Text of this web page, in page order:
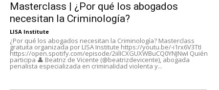
Masterclass | ¿Por qué los abogados
necesitan la Criminología?
LISA Institute
¿Por qué los abogados necesitan la Criminología? Masterclass
gratuita organizada por LISA Institute https://youtu.be/-i1rx6V3TtI
https://open.spotify.com/episode/2iilICXGUXWBuCQ0YNJNwI Quién
participa 👤 Beatriz de Vicente (@beatrizdevicente), abogada
penalista especializada en criminalidad violenta y...